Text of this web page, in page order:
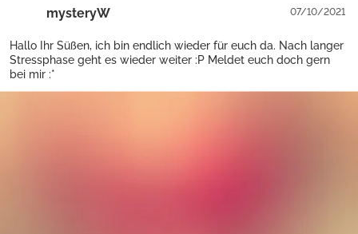
mysteryW 07/10/2021
Hallo Ihr Süßen, ich bin endlich wieder für euch da. Nach langer
Stressphase geht es wieder weiter :P Meldet euch doch gern
bei mir :*